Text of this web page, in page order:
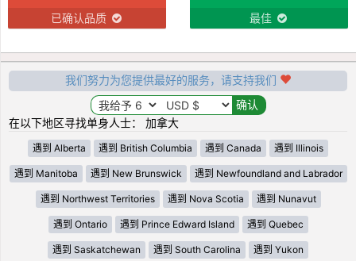
已确认品质 最佳
我们努力为您提供最好的服务，请支持我们
在以下地区寻找单身人士： 加拿大
遇到 Alberta 遇到 British Columbia 遇到 Canada 遇到 Illinois
遇到 Manitoba 遇到 New Brunswick 遇到 Newfoundland and Labrador
遇到 Northwest Territories 遇到 Nova Scotia 遇到 Nunavut
遇到 Ontario 遇到 Prince Edward Island 遇到 Quebec
遇到 Saskatchewan 遇到 South Carolina 遇到 Yukon